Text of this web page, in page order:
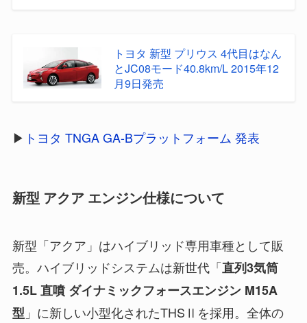
トヨタ 新型 プリウス 4代目はなん
とJC08モード40.8km/L 2015年12
月9日発売
▶︎ トヨタ TNGA GA-Bプラットフォーム 発表
新型 アクア エンジン仕様について
新型「アクア」はハイブリッド専用車種として販
売。ハイブリッドシステムは新世代「直列3気筒
1.5L 直噴 ダイナミックフォースエンジン M15A
型 」に新しい小型化されたTHSⅡを採用。全体の